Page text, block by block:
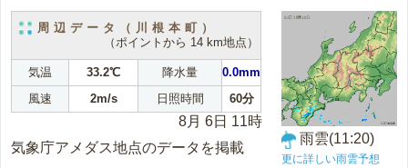
周辺データ（川根本町）
（ポイントから 14 km地点）
気温 33.2℃ 降水量
0.0mm
風速
2m/s 日照時間 60分
8月 6日 11時
気象庁アメダス地点のデータを掲載
雨雲(11:20)
更に詳しい雨雲予想